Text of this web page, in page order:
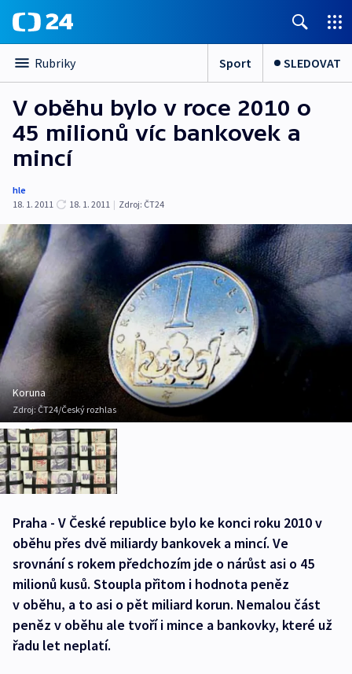
Rubriky Sport SLEDOVAT
V oběhu bylo v roce 2010 o
45 milionů víc bankovek a
mincí
hle
18. 1. 2011
18. 1. 2011 | Zdroj: ČT24
Koruna
Zdroj: ČT24/Český rozhlas
Praha - V České republice bylo ke konci roku 2010 v
oběhu přes dvě miliardy bankovek a mincí. Ve
srovnání s rokem předchozím jde o nárůst asi o 45
milionů kusů. Stoupla přitom i hodnota peněz
v oběhu, a to asi o pět miliard korun. Nemalou část
peněz v oběhu ale tvoří i mince a bankovky, které už
řadu let neplatí.